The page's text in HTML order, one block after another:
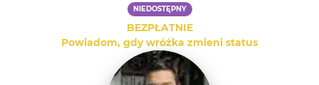
NIEDOSTĘPNY
BEZPŁATNIE
Powiadom, gdy wróżka zmieni status